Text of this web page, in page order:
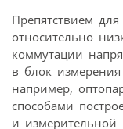
Препятствием
относительно
коммутации
в блок
например,
способами
и измерительной